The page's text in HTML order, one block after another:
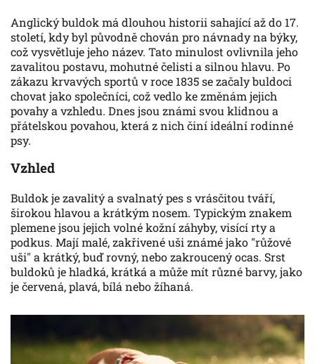
Anglický buldok má dlouhou historii sahající až do 17.
století, kdy byl původně chován pro návnady na býky,
což vysvětluje jeho název. Tato minulost ovlivnila jeho
zavalitou postavu, mohutné čelisti a silnou hlavu. Po
zákazu krvavých sportů v roce 1835 se začaly buldoci
chovat jako společníci, což vedlo ke změnám jejich
povahy a vzhledu. Dnes jsou známi svou klidnou a
přátelskou povahou, která z nich činí ideální rodinné
psy.
Vzhled
Buldok je zavalitý a svalnatý pes s vrásčitou tváří,
širokou hlavou a krátkým nosem. Typickým znakem
plemene jsou jejich volné kožní záhyby, visící rty a
podkus. Mají malé, zakřivené uši známé jako "růžové
uši" a krátký, buď rovný, nebo zakroucený ocas. Srst
buldoků je hladká, krátká a může mít různé barvy, jako
je červená, plavá, bílá nebo žíhaná.